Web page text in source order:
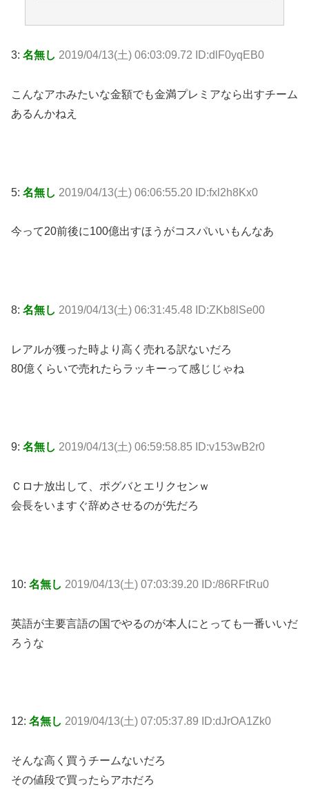
3: 名無し 2019/04/13(土) 06:03:09.72 ID:dlF0yqEB0
こんなアホみたいな金額でも金満プレミアなら出すチーム
あるんかねえ
5: 名無し 2019/04/13(土) 06:06:55.20 ID:fxl2h8Kx0
今って20前後に100億出すほうがコスパいいもんなあ
8: 名無し 2019/04/13(土) 06:31:45.48 ID:ZKb8lSe00
レアルが獲った時より高く売れる訳ないだろ
80億くらいで売れたらラッキーって感じじゃね
9: 名無し 2019/04/13(土) 06:59:58.85 ID:v153wB2r0
Ｃロナ放出して、ポグバとエリクセンｗ
会長をいますぐ辞めさせるのが先だろ
10: 名無し 2019/04/13(土) 07:03:39.20 ID:/86RFtRu0
英語が主要言語の国でやるのが本人にとっても一番いいだ
ろうな
12: 名無し 2019/04/13(土) 07:05:37.89 ID:dJrOA1Zk0
そんな高く買うチームないだろ
その値段で買ったらアホだろ